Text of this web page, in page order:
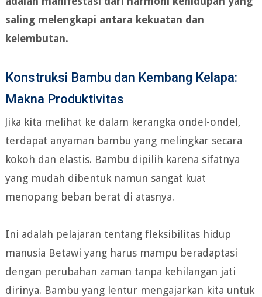
saling melengkapi antara kekuatan dan
kelembutan.
Konstruksi Bambu dan Kembang Kelapa:
Makna Produktivitas
Jika kita melihat ke dalam kerangka ondel-ondel,
terdapat anyaman bambu yang melingkar secara
kokoh dan elastis. Bambu dipilih karena sifatnya
yang mudah dibentuk namun sangat kuat
menopang beban berat di atasnya.
Ini adalah pelajaran tentang fleksibilitas hidup
manusia Betawi yang harus mampu beradaptasi
dengan perubahan zaman tanpa kehilangan jati
dirinya. Bambu yang lentur mengajarkan kita untuk